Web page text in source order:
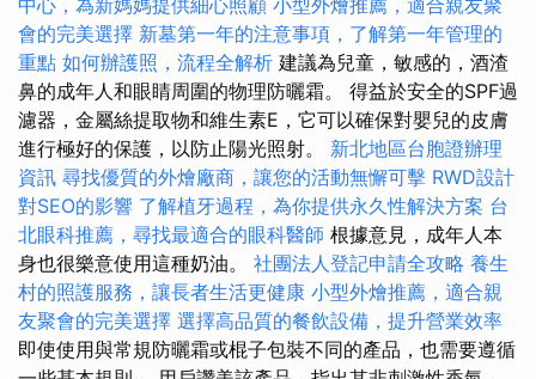
中心，為新媽媽提供細心照顧 小型外燴推薦，適合親友聚
會的完美選擇 新墓第一年的注意事項，了解第一年管理的
重點 如何辦護照，流程全解析 建議為兒童，敏感的，酒渣
鼻的成年人和眼睛周圍的物理防曬霜。 得益於安全的SPF過
濾器，金屬絲提取物和維生素E，它可以確保對嬰兒的皮膚
進行極好的保護，以防止陽光照射。 新北地區台胞證辦理
資訊 尋找優質的外燴廠商，讓您的活動無懈可擊 RWD設計
對SEO的影響 了解植牙過程，為你提供永久性解決方案 台
北眼科推薦，尋找最適合的眼科醫師 根據意見，成年人本
身也很樂意使用這種奶油。 社團法人登記申請全攻略 養生
村的照護服務，讓長者生活更健康 小型外燴推薦，適合親
友聚會的完美選擇 選擇高品質的餐飲設備，提升營業效率
即使使用與常規防曬霜或棍子包裝不同的產品，也需要遵循